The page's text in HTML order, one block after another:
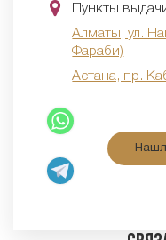
Пункты
Алматы, ул.
Фараби)
Астана, пр.